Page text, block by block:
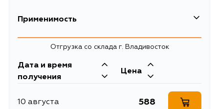
EAN-13
Длина упаковки, мм
Масса, кг 0.015
Описание Шайбы для форсунок
Применимость
Отгрузка со склада г. Владивосток
Дата и время
получения
Цена
10 августа 588